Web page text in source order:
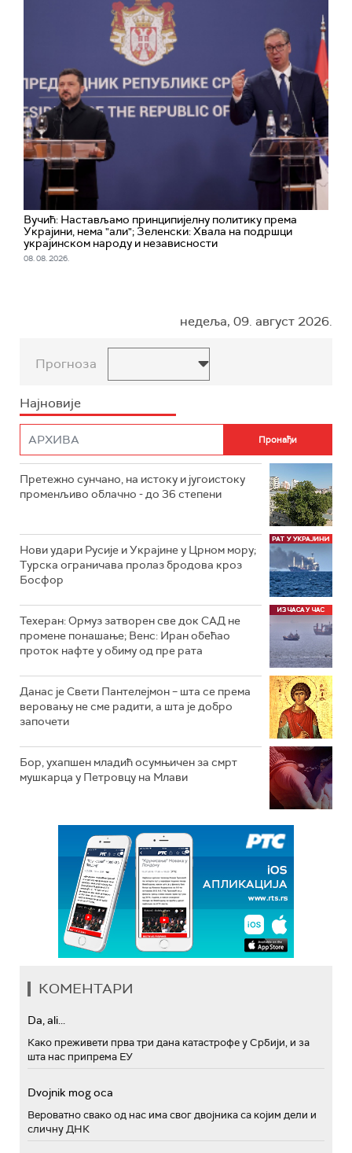
Вучић: Настављамо принципијелну политику према
Украјини, нема "али"; Зеленски: Хвала на подршци
украјинском народу и независности
08. 08. 2026.
недеља, 09. август 2026.
Прогноза
Најновије
Претежно сунчано, на истоку и југоистоку
променљиво облачно - до 36 степени
Нови удари Русије и Украјине у Црном мору;
Турска ограничава пролаз бродова кроз
Босфор
Техеран: Ормуз затворен све док САД не
промене понашање; Венс: Иран обећао
проток нафте у обиму од пре рата
Данас је Свети Пантелејмон – шта се према
веровању не сме радити, а шта је добро
започети
Бор, ухапшен младић осумњичен за смрт
мушкарца у Петровцу на Млави
КОМЕНТАРИ
Da, ali...
Како преживети прва три дана катастрофе у Србији, и за
шта нас припрема ЕУ
Dvojnik mog oca
Вероватно свако од нас има свог двојника са којим дели и
сличну ДНК